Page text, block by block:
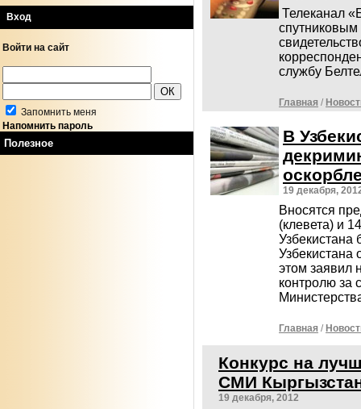
Вход
Войти на сайт
Запомнить меня
Напомнить пароль
Полезное
Телеканал
спутниковым
службу
Главная /
В
19 декабря,
Вносятся
(клевета) и
Узбекистана
Узбекистана
этом заявил
контролю за
Главная /
Конкурс на
СМИ
19 декабря, 2012